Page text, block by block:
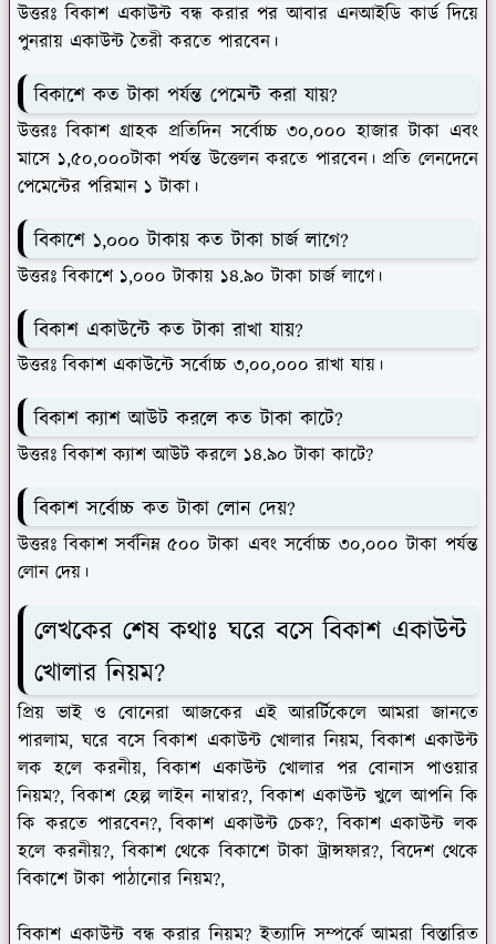
উত্তরঃ বিকাশ একাউন্ট বন্ধ করার পর আবার এনআইডি কার্ড দিয়ে
পুনরায় একাউন্ট তৈরী করতে পারবেন।
বিকাশে কত টাকা পর্যন্ত পেমেন্ট করা যায়?
উত্তরঃ বিকাশ গ্রাহক প্রতিদিন সর্বোচ্চ ৩০,০০০ হাজার টাকা এবং
মাসে ১,৫০,০০০টাকা পর্যন্ত উত্তেলন করতে পারবেন। প্রতি লেনদেনে
পেমেন্টের পরিমান ১ টাকা।
বিকাশে ১,০০০ টাকায় কত টাকা চার্জ লাগে?
উত্তরঃ বিকাশে ১,০০০ টাকায় ১৪.৯০ টাকা চার্জ লাগে।
বিকাশ একাউন্টে কত টাকা রাখা যায়?
উত্তরঃ বিকাশ একাউন্টে সর্বোচ্চ ৩,০০,০০০ রাখা যায়।
বিকাশ ক্যাশ আউট করলে কত টাকা কাটে?
উত্তরঃ বিকাশ ক্যাশ আউট করলে ১৪.৯০ টাকা কাটে?
বিকাশ সর্বোচ্চ কত টাকা লোন দেয়?
উত্তরঃ বিকাশ সর্বনিম্ন ৫০০ টাকা এবং সর্বোচ্চ ৩০,০০০ টাকা পর্যন্ত
লোন দেয়।
লেখকের শেষ কথাঃ ঘরে বসে বিকাশ একাউন্ট
খোলার নিয়ম?
প্রিয় ভাই ও বোনেরা আজকের এই আরর্টিকেলে আমরা জানতে
পারলাম, ঘরে বসে বিকাশ একাউন্ট খোলার নিয়ম, বিকাশ একাউন্ট
লক হলে করনীয়, বিকাশ একাউন্ট খোলার পর বোনাস পাওয়ার
নিয়ম?, বিকাশ হেল্প লাইন নাম্বার?, বিকাশ একাউন্ট খুলে আপনি কি
কি করতে পারবেন?, বিকাশ একাউন্ট চেক?, বিকাশ একাউন্ট লক
হলে করনীয়?, বিকাশ থেকে বিকাশে টাকা ট্রান্সফার?, বিদেশ থেকে
বিকাশে টাকা পাঠানোর নিয়ম?,
বিকাশ একাউন্ট বন্ধ করার নিয়ম? ইত্যাদি সম্পর্কে আমরা বিস্তারিত